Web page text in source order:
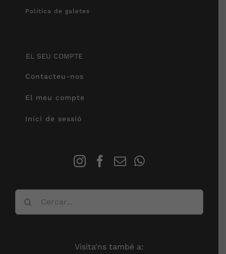
Política de galetes
EL SEU COMPTE
Contacteu-nos
El meu compte
Inici de sessió
Visita'ns també a: